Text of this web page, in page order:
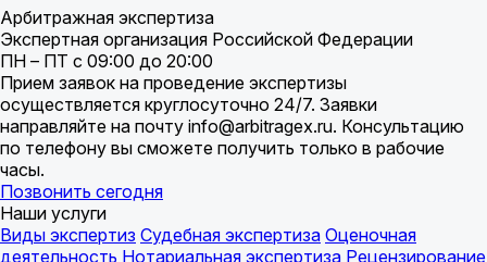
Арбитражная экспертиза
Экспертная организация Российской Федерации
ПН – ПТ с 09:00 до 20:00
Прием заявок на проведение экспертизы
осуществляется круглосуточно 24/7. Заявки
направляйте на почту info@arbitragex.ru. Консультацию
по телефону вы сможете получить только в рабочие
часы.
Позвонить сегодня
Наши услуги
Виды экспертиз Судебная экспертиза Оценочная
деятельность Нотариальная экспертиза Рецензирование